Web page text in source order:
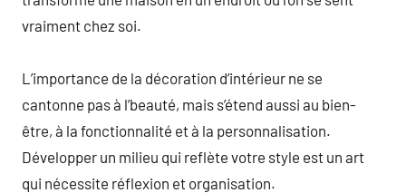
vraiment chez soi.
L’importance de la décoration d’intérieur ne se
cantonne pas à l’beauté, mais s’étend aussi au bien-
être, à la fonctionnalité et à la personnalisation.
Développer un milieu qui reflète votre style est un art
qui nécessite réflexion et organisation.